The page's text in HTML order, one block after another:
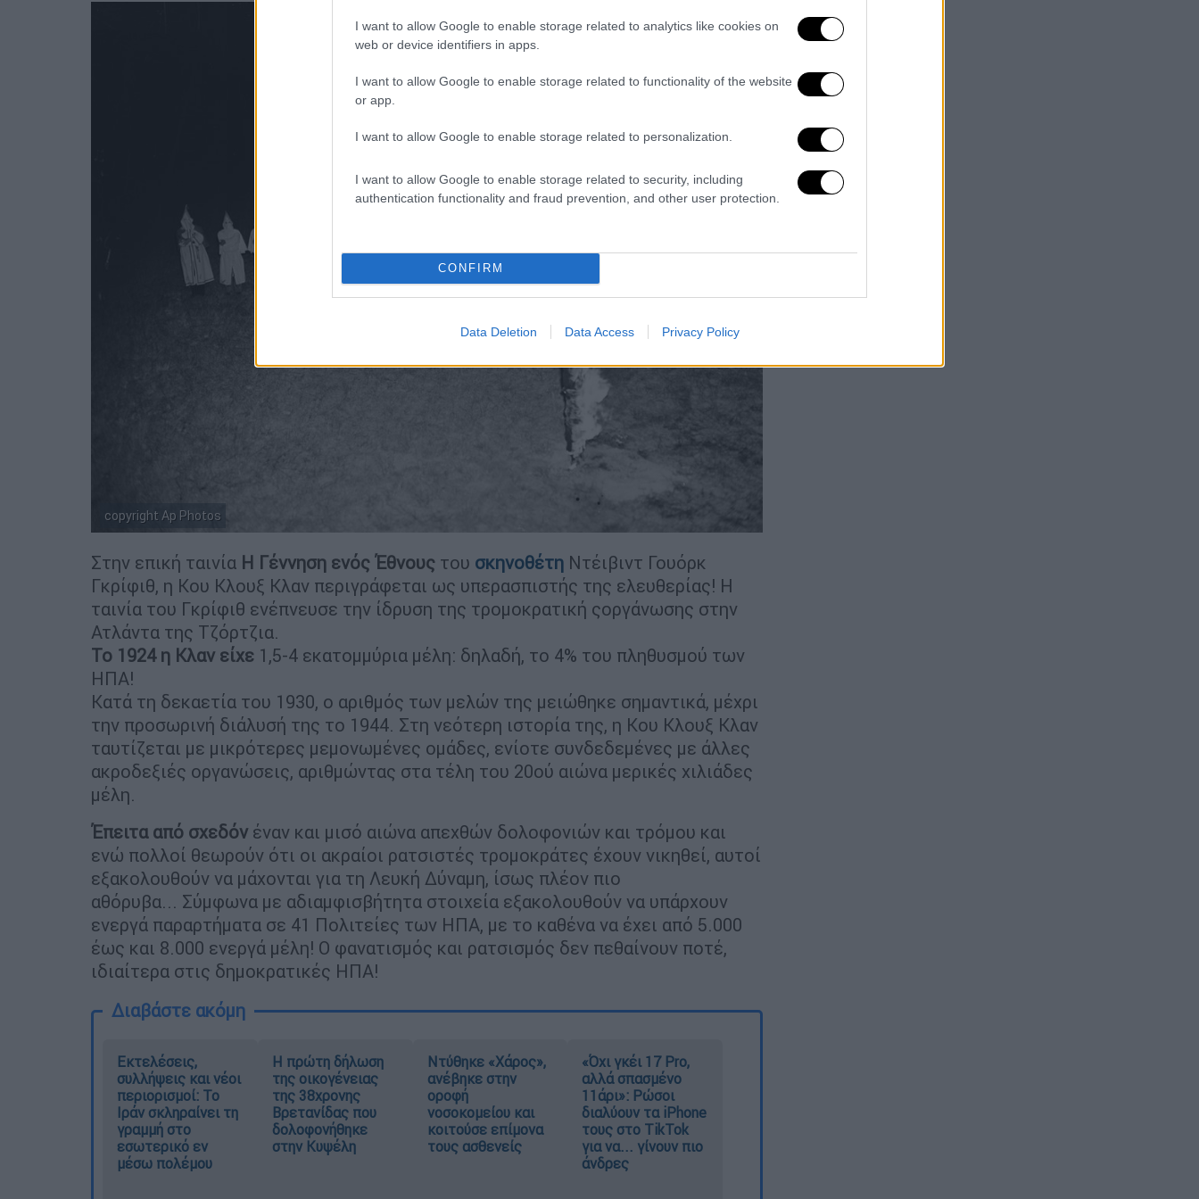
I want to allow Google to enable storage related to analytics like cookies on
web or device identifiers in apps.
I want to allow Google to enable storage related to functionality of the website
or app.
I want to allow Google to enable storage related to personalization.
I want to allow Google to enable storage related to security, including
authentication functionality and fraud prevention, and other user protection.
CONFIRM
Data Deletion Data Access Privacy Policy
copyright Ap Photos
Στην επική ταινία Η Γέννηση ενός Έθνους του σκηνοθέτη Ντέιβιντ Γουόρκ
Γκρίφιθ, η Κου Κλουξ Κλαν περιγράφεται ως υπερασπιστής της ελευθερίας! Η
ταινία του Γκρίφιθ ενέπνευσε την ίδρυση της τρομοκρατική ςοργάνωσης στην
Ατλάντα της Τζόρτζια.
Το 1924 η Κλαν είχε 1,5-4 εκατομμύρια μέλη: δηλαδή, το 4% του πληθυσμού των
ΗΠΑ!
Κατά τη δεκαετία του 1930, ο αριθμός των μελών της μειώθηκε σημαντικά, μέχρι
την προσωρινή διάλυσή της το 1944. Στη νεότερη ιστορία της, η Κου Κλουξ Κλαν
ταυτίζεται με μικρότερες μεμονωμένες ομάδες, ενίοτε συνδεδεμένες με άλλες
ακροδεξιές οργανώσεις, αριθμώντας στα τέλη του 20ού αιώνα μερικές χιλιάδες
μέλη.
Έπειτα από σχεδόν έναν και μισό αιώνα απεχθών δολοφονιών και τρόμου και
ενώ πολλοί θεωρούν ότι οι ακραίοι ρατσιστές τρομοκράτες έχουν νικηθεί, αυτοί
εξακολουθούν να μάχονται για τη Λευκή Δύναμη, ίσως πλέον πιο
αθόρυβα... Σύμφωνα με αδιαμφισβήτητα στοιχεία εξακολουθούν να υπάρχουν
ενεργά παραρτήματα σε 41 Πολιτείες των ΗΠΑ, με το καθένα να έχει από 5.000
έως και 8.000 ενεργά μέλη! Ο φανατισμός και ρατσισμός δεν πεθαίνουν ποτέ,
ιδιαίτερα στις δημοκρατικές ΗΠΑ!
Διαβάστε ακόμη
Εκτελέσεις,
συλλήψεις και νέοι
περιορισμοί: Το
Ιράν σκληραίνει τη
γραμμή στο
εσωτερικό εν
μέσω πολέμου
Η πρώτη δήλωση
της οικογένειας
της 38χρονης
Βρετανίδας που
δολοφονήθηκε
στην Κυψέλη
Ντύθηκε «Χάρος»,
ανέβηκε στην
οροφή
νοσοκομείου και
κοιτούσε επίμονα
τους ασθενείς
«Όχι γκέι 17 Pro,
αλλά σπασμένο
11άρι»: Ρώσοι
διαλύουν τα iPhone
τους στο TikTok
για να... γίνουν πιο
άνδρες